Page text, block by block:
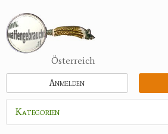
zum
Inhalt
Österreich
Anmelden
Kategorien